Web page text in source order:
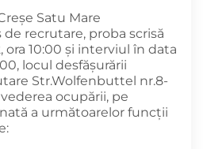
Satu Mare
recrutare, proba scrisă
ora 10:00 și interviul în data
locul desfășurării
Str.Wolfenbuttel nr.8-
ocupării, pe
a următoarelor funcţii